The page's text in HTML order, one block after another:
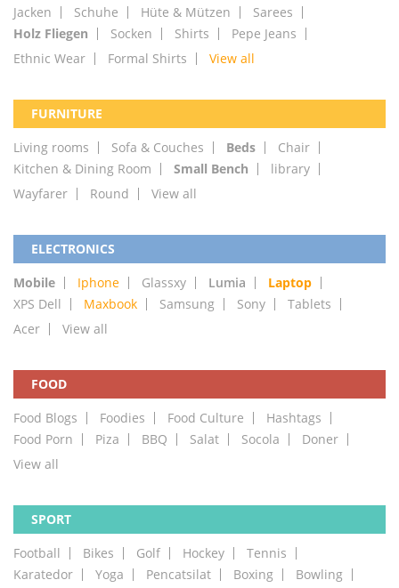
Jacken
Schuhe Hüte & Mützen
Sarees
Holz Fliegen
Socken Shirts
Pepe Jeans
Ethnic Wear
Formal Shirts View all
FURNITURE
Living rooms
Sofa & Couches Beds
Chair
Kitchen & Dining Room
Small Bench
library
Wayfarer
Round View all
ELECTRONICS
Mobile
Iphone Glassxy Lumia
Laptop
XPS Dell
Maxbook Samsung Sony
Tablets
Acer
View all
FOOD
Food Blogs
Foodies Food Culture
Hashtags
Food Porn
Piza BBQ Salat Socola
Doner
View all
SPORT
Football
Bikes Golf Hockey
Tennis
Karatedor
Yoga Pencatsilat Boxing Bowling